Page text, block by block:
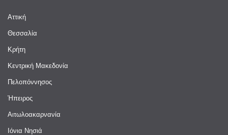
Αττική
Θεσσαλία
Κρήτη
Kεντρική Μακεδονία
Πελοπόννησος
Ήπειρος
Αιτωλοακαρνανία
Ιόνια Νησιά